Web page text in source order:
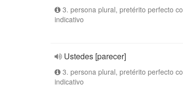
3. persona plural, pretérito perfecto
indicativo
Ustedes [parecer]
3. persona plural, pretérito perfecto
indicativo